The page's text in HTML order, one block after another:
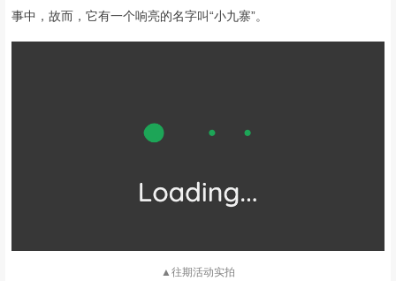
事中，故而，它有一个响亮的名字叫“小九寨”。
▲往期活动实拍